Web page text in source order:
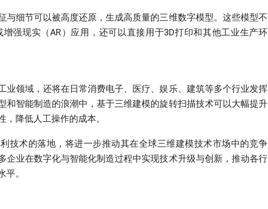
与细节可以被高度还原，生成高质量的三维数字模型。这些模型不
强现实（AR）应用，还可以直接用于3D打印和其他工业生产环
业领域，还将在日常消费电子、医疗、娱乐、建筑等多个行业发挥
和智能制造的浪潮中，基于三维建模的旋转扫描技术可以大幅提升
降低人工操作的成本。
技术的落地，将进一步推动其在全球三维建模技术市场中的竞争
企业在数字化与智能化制造过程中实现技术升级与创新，推动各行
。